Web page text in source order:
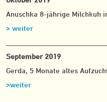
Anuschka 8-jährige Milchkuh
> weiter
September 2019
Gerda, 5 Monate altes
>weiter